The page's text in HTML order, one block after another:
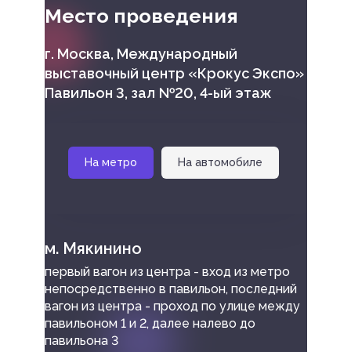
Место проведения
г. Москва, Международный
выставочный центр «Крокус Экспо»
Павильон 3, зал №20, 4-ый этаж
На метро На автомобиле
м. Мякинино
первый вагон из центра - вход из метро
непосредственно в павильон, последний
вагон из центра - проход по улице между
павильоном 1 и 2, далее налево до
павильона 3